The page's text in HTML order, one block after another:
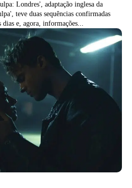
Londres', adaptação inglesa da
teve duas sequências confirmadas
e, agora, informações...